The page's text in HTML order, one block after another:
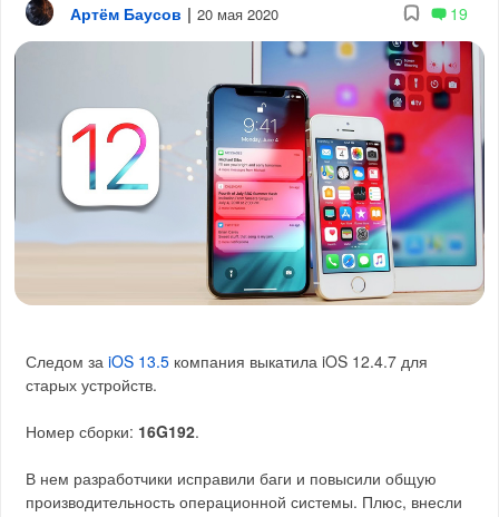
Артём Баусов | 20 мая 2020 19
Следом заiOS 13.5 компания выкатила iOS 12.4.7 для
старых устройств.
Номер сборки: 16G192.
В нем разработчики исправили баги и повысили общую
производительность операционной системы. Плюс, внесли